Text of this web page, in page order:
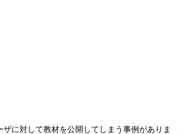
に対して教材を公開してしまう事例がありま